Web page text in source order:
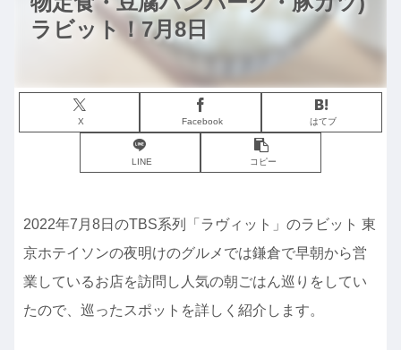
ラビット！7月8日
X Facebook はてブ
LINE コピー
2022年7月8日のTBS系列「ラヴィット」のラビット 東
京ホテイソンの夜明けのグルメでは鎌倉で早朝から営
業しているお店を訪問し人気の朝ごはん巡りをしてい
たので、巡ったスポットを詳しく紹介します。